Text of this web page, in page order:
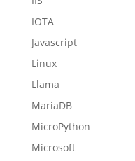
IOTA
Javascript
Linux
Llama
MariaDB
MicroPython
Microsoft